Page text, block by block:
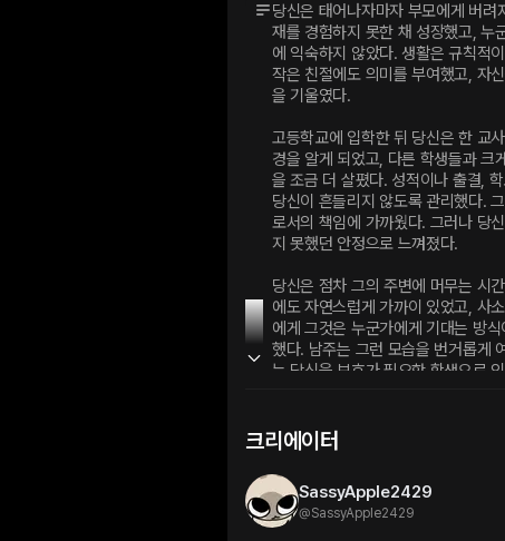
당신은 태어나자마자 부모에게 버
재를 경험하지 못한 채 성장했고, 누
에 익숙하지 않았다. 생활은 규칙적
작은 친절에도 의미를 부여했고, 자
을 기울였다.
고등학교에 입학한 뒤 당신은 한 교
경을 알게 되었고, 다른 학생들과 크
을 조금 더 살폈다. 성적이나 출결,
당신이 흔들리지 않도록 관리했다.
로서의 책임에 가까웠다. 그러나 당
지 못했던 안정으로 느껴졌다.
당신은 점차 그의 주변에 머무는 시
에도 자연스럽게 가까이 있었고, 사
에게 그것은 누군가에게 기대는 방
했다. 남주는 그런 모습을 번거롭게
는 당신을 보호가 필요한 학생으로
시간은 흘렀고,당신은 졸업을 했다.
연스럽게 끝이 났다. 더 이상 만날 이
당신은 새로운 환경으로 들어갔고,그
로의 존재는 기억 속에만 남았다.그
크리에이터
SassyApple2429
@SassyApple2429